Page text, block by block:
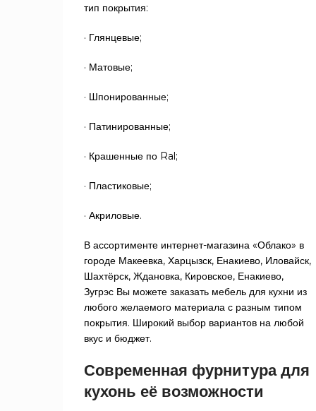
тип покрытия:
· Глянцевые;
· Матовые;
· Шпонированные;
· Патинированные;
· Крашенные по Ral;
· Пластиковые;
· Акриловые.
В ассортименте интернет-магазина «Облако» в
городе Макеевка, Харцызск, Енакиево, Иловайск,
Шахтёрск, Ждановка, Кировское, Енакиево,
Зугрэс Вы можете заказать мебель для кухни из
любого желаемого материала с разным типом
покрытия. Широкий выбор вариантов на любой
вкус и бюджет.
Современная фурнитура для
кухонь её возможности